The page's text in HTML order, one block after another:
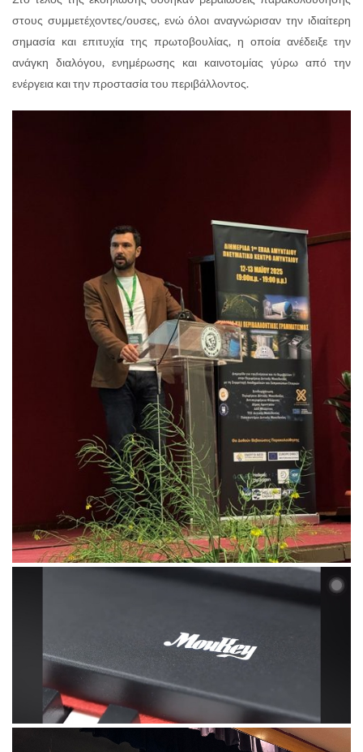
στους συμμετέχοντες/ουσες, ενώ όλοι αναγνώρισαν την ιδιαίτερη
σημασία και επιτυχία της πρωτοβουλίας, η οποία ανέδειξε την
ανάγκη διαλόγου, ενημέρωσης και καινοτομίας γύρω από την
ενέργεια και την προστασία του περιβάλλοντος.